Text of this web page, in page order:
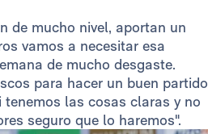
de mucho nivel, aportan un
vamos a necesitar esa
de mucho desgaste.
para hacer un buen partido
tenemos las cosas claras y no
seguro que lo haremos".